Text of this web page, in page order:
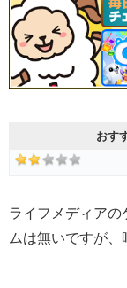
おす
ライフメディアの
ムは無いですが、